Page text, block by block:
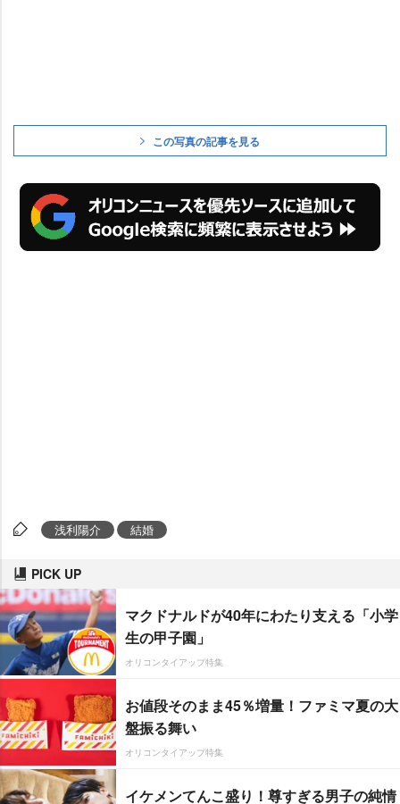
この写真の記事を見る
浅利陽介 結婚
PICK UP
マクドナルドが40年にわたり支える「小学
生の甲子園」
オリコンタイアップ特集
お値段そのまま45％増量！ファミマ夏の大
盤振る舞い
オリコンタイアップ特集
イケメンてんこ盛り！尊すぎる男子の純情